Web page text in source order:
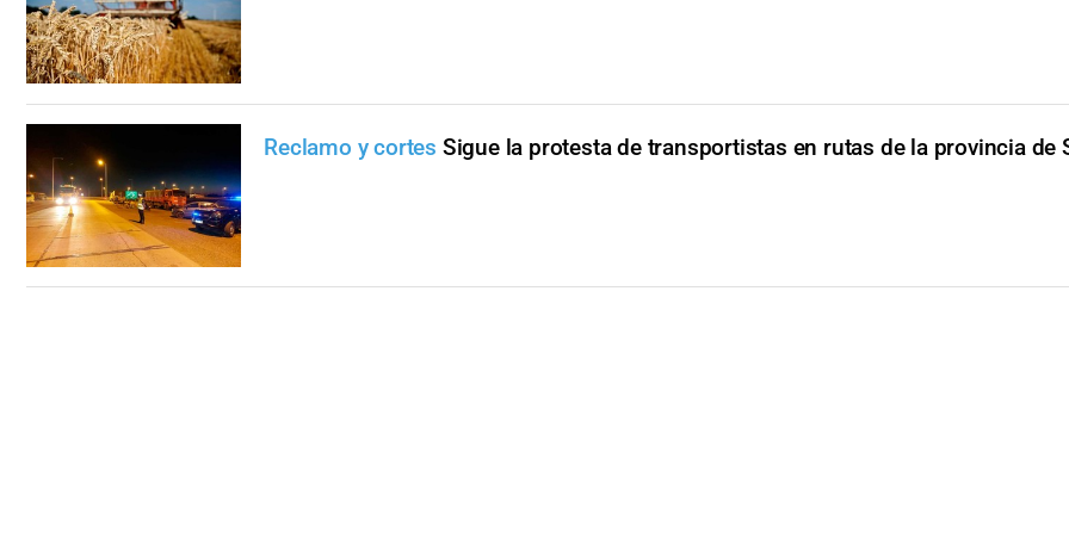
Reclamo y cortes Sigue la protesta de transportistas en rutas de la provincia de